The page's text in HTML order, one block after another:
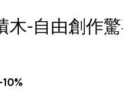
木-自由創作
-10%